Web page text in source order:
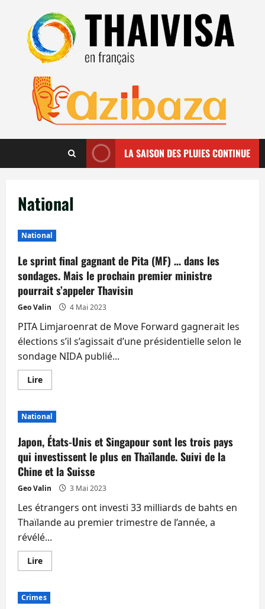
contenu
LA SAISON DES PLUIES CONTINUE
National
National
Le sprint final gagnant de Pita (MF) … dans les
sondages. Mais le prochain premier ministre
pourrait s’appeler Thavisin
Geo Valin 4 Mai 2023
PITA Limjaroenrat de Move Forward gagnerait les
élections s’il s’agissait d’une présidentielle selon le
sondage NIDA publié...
LireEn
savoir
Le
sprint
gagnant
de
Pita
(MF)
…
dans
les
sondages.
Mais
le
prochain
premier
ministre
s’appeler
Thavisin
National
Japon, États-Unis et Singapour sont les trois pays
qui investissent le plus en Thaïlande. Suivi de la
Chine et la Suisse
Geo Valin 3 Mai 2023
Les étrangers ont investi 33 milliards de bahts en
Thaïlande au premier trimestre de l’année, a
révélé...
LireEn
savoir
Japon,
États-
Crimes